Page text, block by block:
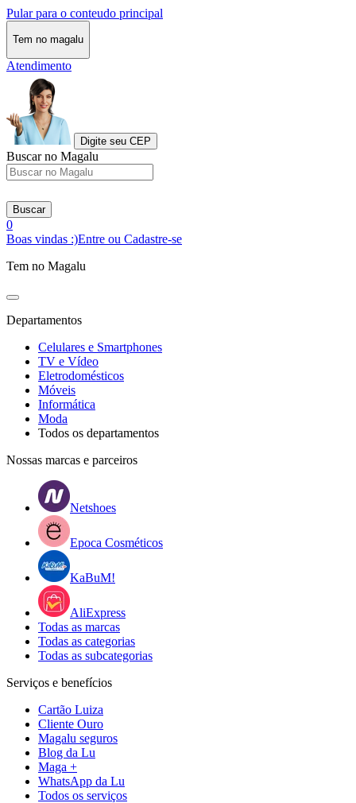
Pular para o conteudo principal
Tem no magalu
Atendimento
Digite seu CEP
Buscar no Magalu
Buscar
0
Boas vindas :)Entre ou Cadastre-se
Tem no Magalu
Departamentos
Celulares e Smartphones
TV e Vídeo
Eletrodomésticos
Móveis
Informática
Moda
Todos os departamentos
Nossas marcas e parceiros
Netshoes
Epoca Cosméticos
KaBuM!
AliExpress
Todas as marcas
Todas as categorias
Todas as subcategorias
Serviços e benefícios
Cartão Luiza
Cliente Ouro
Magalu seguros
Blog da Lu
Maga +
WhatsApp da Lu
Todos os serviços